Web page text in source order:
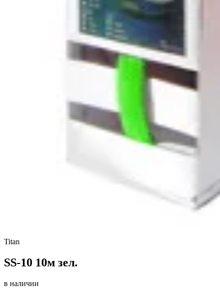
Titan
SS-10 10м зел.
в наличии